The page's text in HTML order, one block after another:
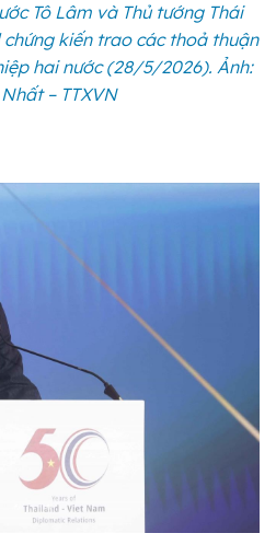
Tô Lâm và Thủ tướng Thái
kiến trao các thoả thuận
hai nước (28/5/2026). Ảnh:
– TTXVN